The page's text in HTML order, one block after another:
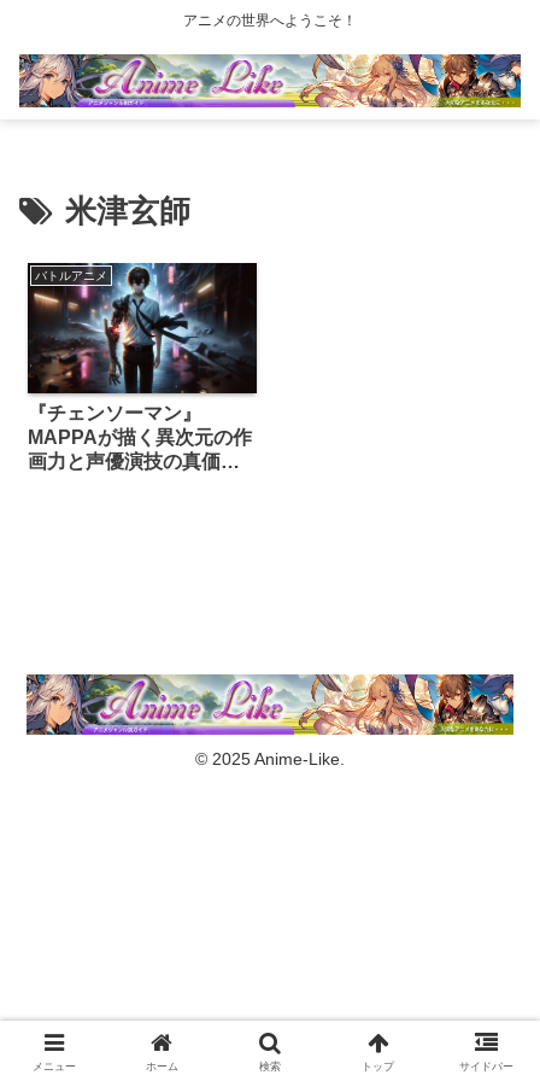
アニメの世界へようこそ！
米津玄師
バトルアニメ
『チェンソーマン』
MAPPAが描く異次元の作
画力と声優演技の真価と
© 2025 Anime-Like.
メニュー ホーム 検索 トップ サイドバー